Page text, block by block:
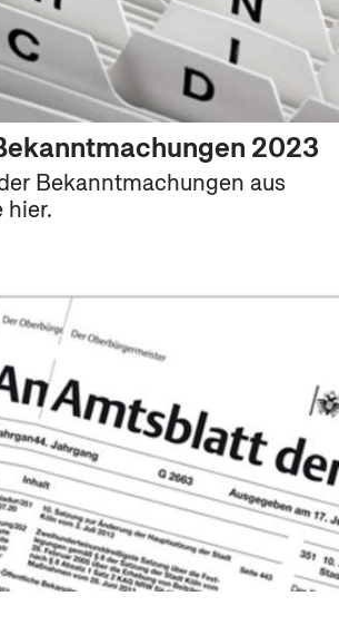
2023
Bekanntmachungen aus
hier.